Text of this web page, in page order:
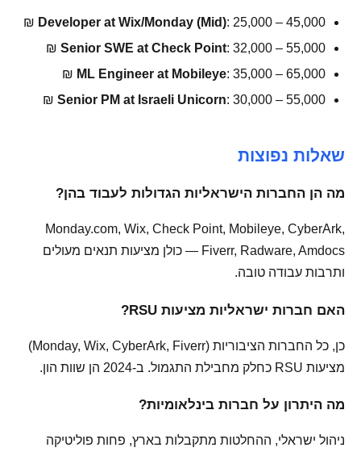
Developer at Wix/Monday (Mid): 25,000 – 45,000 ₪
Senior SWE at Check Point: 32,000 – 55,000 ₪
ML Engineer at Mobileye: 35,000 – 65,000 ₪
Senior PM at Israeli Unicorn: 30,000 – 55,000 ₪
שאלות נפוצות
מה הן החברות הישראליות הגדולות לעבוד בהן?
Monday.com, Wix, Check Point, Mobileye, CyberArk,
Fiverr, Radware, Amdocs — כולן מציעות תנאים מעולים
ותרבות עבודה טובה.
האם חברות ישראליות מציעות RSU?
כן, כל החברות הציבוריות (Monday, Wix, CyberArk, Fiverr)
מציעות RSU כחלק מחבילת התגמול. ב-2024 הן שוות הון.
מה היתרון על חברות בינלאומיות?
ניהול ישראלי, ההחלטות מתקבלות בארץ, פחות פוליטיקה